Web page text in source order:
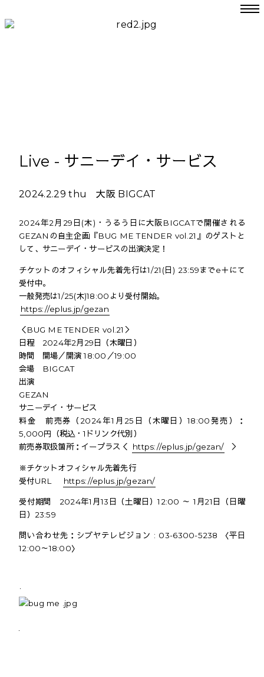
Live - サニーデイ・サービス
2024.2.29 thu 大阪 BIGCAT
2024年2月29日(木)・うるう日に大阪BIGCATで開催される
GEZANの自主企画『BUG ME TENDER vol.21』のゲストと
して、サニーデイ・サービスの出演決定！
チケットのオフィシャル先着先行は1/21(日) 23:59までe＋にて
受付中。
一般発売は1/25(木)18:00より受付開始。
https://eplus.jp/gezan
＜BUG ME TENDER vol.21＞
日程 2024年2月29日（木曜日）
時間 開場／開演 18:00／19:00
会場 BIGCAT
出演
GEZAN
サニーデイ・サービス
料金 前売券（2024年1月25日（木曜日）18:00発売）：
5,000円（税込・1ドリンク代別）
前売券取扱箇所：イープラス＜
https://eplus.jp/gezan/ ＞
※チケットオフィシャル先着先行
受付URL
https://eplus.jp/gezan/
受付期間 2024年1月13日（土曜日）12:00 ～ 1月21日（日曜
日）23:59
問い合わせ先：シブヤテレビジョン : 03-6300-5238 〈平日
12:00～18:00〉